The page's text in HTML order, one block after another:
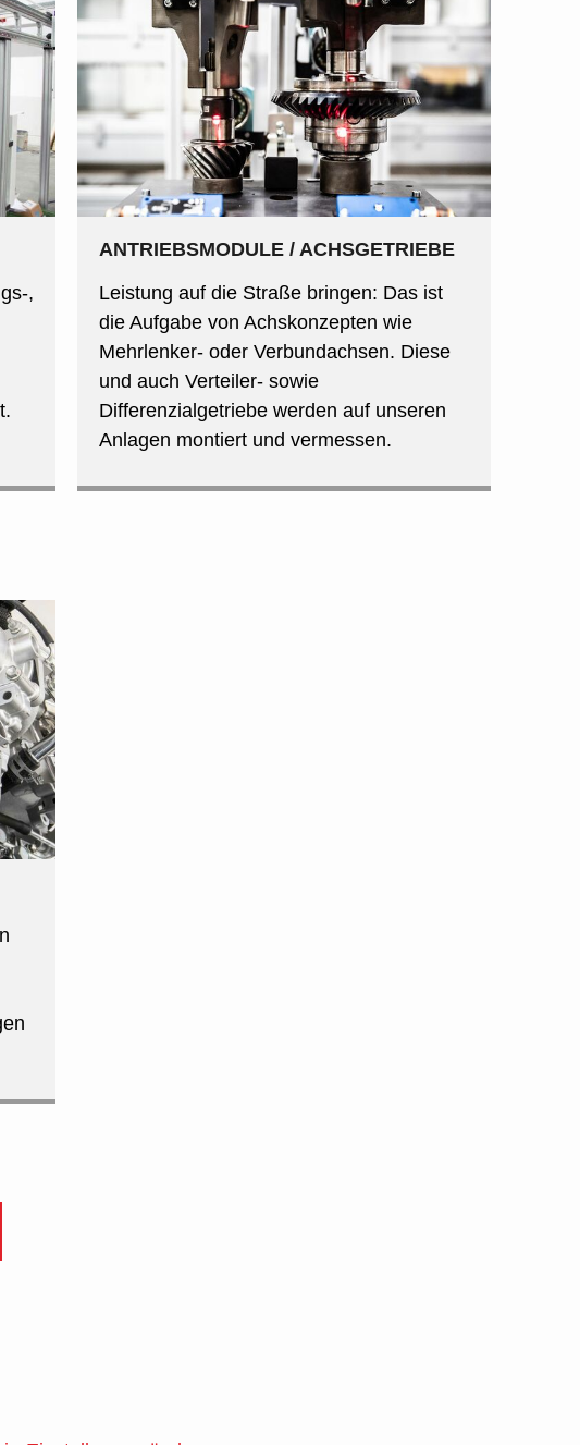
,
ANTRIEBSMODULE / ACHSGETRIEBE
Leistung auf die Straße bringen: Das ist
die Aufgabe von Achskonzepten wie
Mehrlenker- oder Verbundachsen. Diese
und auch Verteiler- sowie
Differenzialgetriebe werden auf unseren
Anlagen montiert und vermessen.